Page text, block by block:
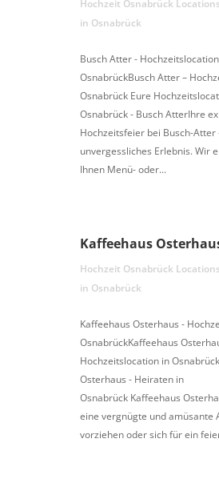
Hochzeit Osnabrück Locations
in Osnabrück
Busch Atter - Hochzeitslocation
OsnabrückBusch Atter –
Osnabrück Eure
Osnabrück - Busch AtterIhre
Hochzeitsfeier bei Busch-Atter
unvergessliches Erlebnis. Wir
Ihnen Menü- oder...
Kaffeehaus
Hochzeit Osnabrück Locations
in Osnabrück
Kaffeehaus Osterhaus -
OsnabrückKaffeehaus
Hochzeitslocation in
Osterhaus - Heiraten in
Osnabrück Kaffeehaus
eine vergnügte und amüsante
vorziehen oder sich für ein